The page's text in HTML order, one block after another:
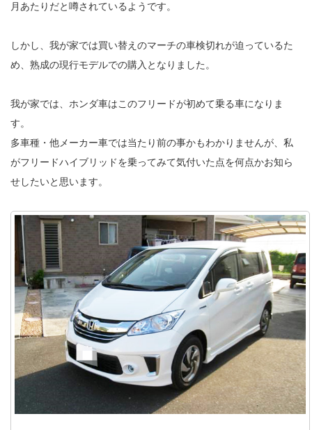
月あたりだと噂されているようです。
しかし、我が家では買い替えのマーチの車検切れが迫っているた
め、熟成の現行モデルでの購入となりました。
我が家では、ホンダ車はこのフリードが初めて乗る車になりま
す。
多車種・他メーカー車では当たり前の事かもわかりませんが、私
がフリードハイブリッドを乗ってみて気付いた点を何点かお知ら
せしたいと思います。